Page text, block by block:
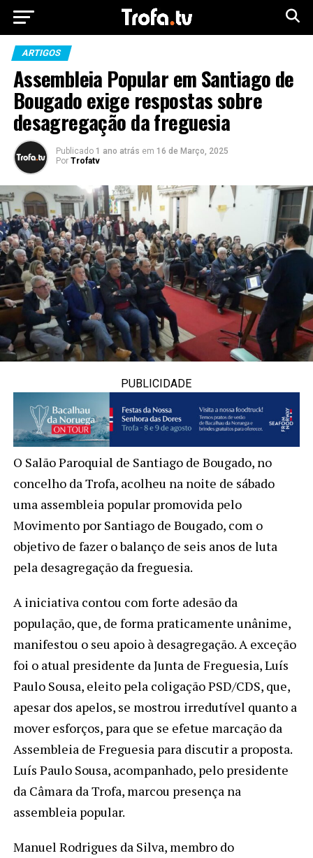
ARTIGOS
Assembleia Popular em Santiago de
Bougado exige respostas sobre
desagregação da freguesia
Publicado 1 ano atrás em 16 de Março, 2025
Por Trofatv
PUBLICIDADE
O Salão Paroquial de Santiago de Bougado, no
concelho da Trofa, acolheu na noite de sábado
uma assembleia popular promovida pelo
Movimento por Santiago de Bougado, com o
objetivo de fazer o balanço de seis anos de luta
pela desagregação da freguesia.
A iniciativa contou com forte adesão da
população, que, de forma praticamente unânime,
manifestou o seu apoio à desagregação. A exceção
foi o atual presidente da Junta de Freguesia, Luís
Paulo Sousa, eleito pela coligação PSD/CDS, que,
apesar dos apelos, se mostrou irredutível quanto a
mover esforços, para que se efetue marcação da
Assembleia de Freguesia para discutir a proposta.
Luís Paulo Sousa, acompanhado, pelo presidente
da Câmara da Trofa, marcou presença na
assembleia popular.
Manuel Rodrigues da Silva, membro do